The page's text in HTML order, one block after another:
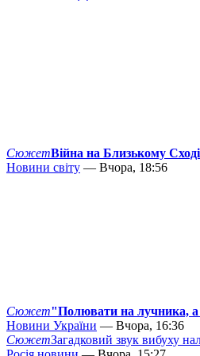
СюжетВійна на Близькому
Новини світу — Вчора, 18:56
Сюжет"Полювати на лучника, а
Новини України — Вчора, 16:36
СюжетЗагадковий звук вибуху